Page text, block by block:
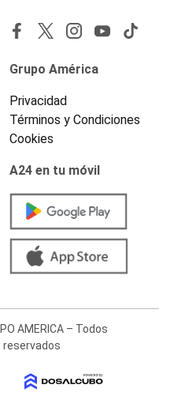
Grupo América
Privacidad
Términos y Condiciones
Cookies
A24 en tu móvil
AMERICA – Todos
reservados